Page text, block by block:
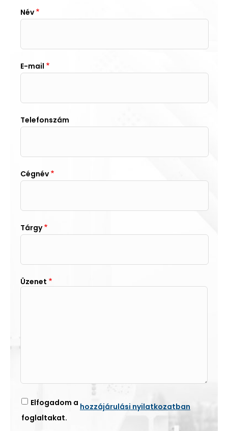
Név
E-mail
Telefonszám
Cégnév
Tárgy
Üzenet
Elfogadom a hozzájárulási nyilatkozatban
foglaltakat.